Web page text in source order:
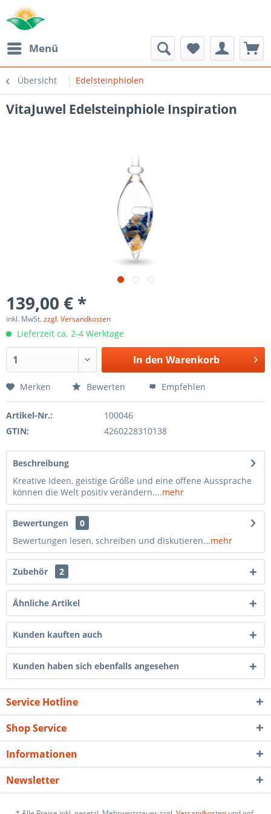
Menü
Übersicht Edelsteinphiolen
VitaJuwel Edelsteinphiole Inspiration
139,00 € *
inkl. MwSt.zzgl. Versandkosten
Lieferzeit ca. 2-4 Werktage
In den Warenkorb
Merken Bewerten Empfehlen
Artikel-Nr.:
100046
GTIN:
4260228310138
Beschreibung
Kreative Ideen, geistige Größe und eine offene Aussprache
können die Welt positiv verändern....mehr
Bewertungen
0
Bewertungen lesen, schreiben und diskutieren...mehr
Zubehör 2
Ähnliche Artikel
Kunden kauften auch
Kunden haben sich ebenfalls angesehen
Service Hotline
Shop Service
Informationen
Newsletter